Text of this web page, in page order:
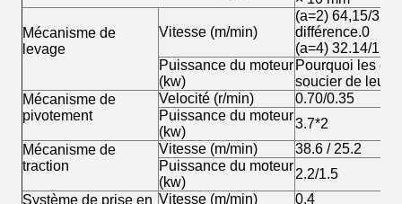
Mécanisme de
levage
Vitesse (m/min)
(a=2) 64,15/
différence.0
(a=4) 32.14/
Puissance du moteur
(kw)
Pourquoi les
soucier de leur
Mécanisme de
pivotement
Velocité (r/min)
0.70/0.35
Puissance du moteur
(kw)
3.7*2
Mécanisme de
traction
Vitesse (m/min)
38.6 / 25.2
Puissance du moteur
(kw)
2.2/1.5
Système de prise en Vitesse (m/min) 0.4